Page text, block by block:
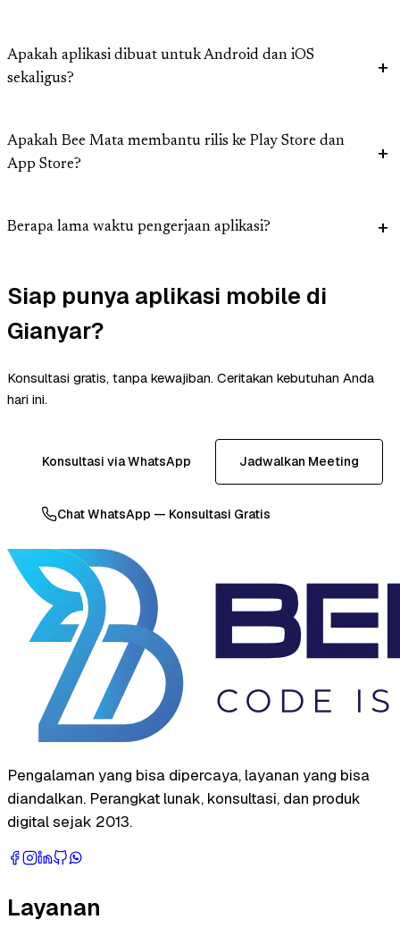
Apakah aplikasi dibuat untuk Android dan iOS
sekaligus?
Apakah Bee Mata membantu rilis ke Play Store dan
App Store?
Berapa lama waktu pengerjaan aplikasi?
Siap punya aplikasi mobile di
Gianyar?
Konsultasi gratis, tanpa kewajiban. Ceritakan kebutuhan Anda
hari ini.
Konsultasi via WhatsApp Jadwalkan Meeting
Chat WhatsApp — Konsultasi Gratis
Pengalaman yang bisa dipercaya, layanan yang bisa
diandalkan. Perangkat lunak, konsultasi, dan produk
digital sejak 2013.
Layanan